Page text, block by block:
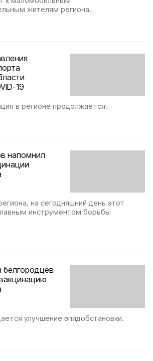
жителям региона.
19
в регионе продолжается.
напомнил
на сегодняшний день этот
инструментом борьбы
белгородцев
улучшение эпидобстановки.